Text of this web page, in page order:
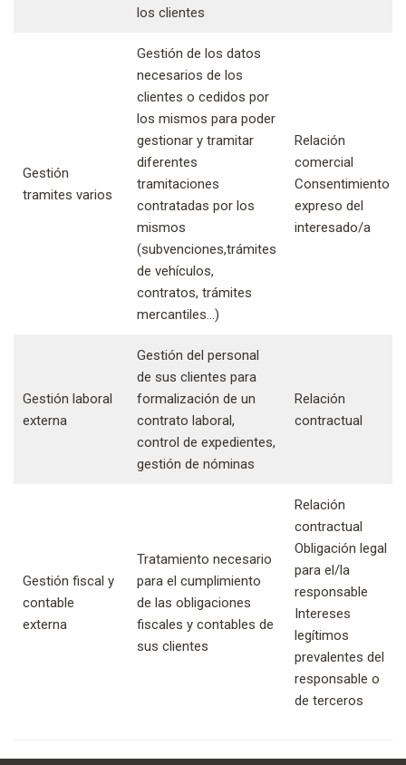
los clientes
Gestión
tramites varios
Gestión de los datos
necesarios de los
clientes o cedidos por
los mismos para poder
gestionar y tramitar
diferentes
tramitaciones
contratadas por los
mismos
(subvenciones,trámites
de vehículos,
contratos, trámites
mercantiles…)
Relación
comercial
Consentimiento
expreso del
interesado/a
Gestión laboral
externa
Gestión del personal
de sus clientes para
formalización de un
contrato laboral,
control de expedientes,
gestión de nóminas
Relación
contractual
Gestión fiscal y
contable
externa
Tratamiento necesario
para el cumplimiento
de las obligaciones
fiscales y contables de
sus clientes
Relación
contractual
Obligación legal
para el/la
responsable
Intereses
legítimos
prevalentes del
responsable o
de terceros